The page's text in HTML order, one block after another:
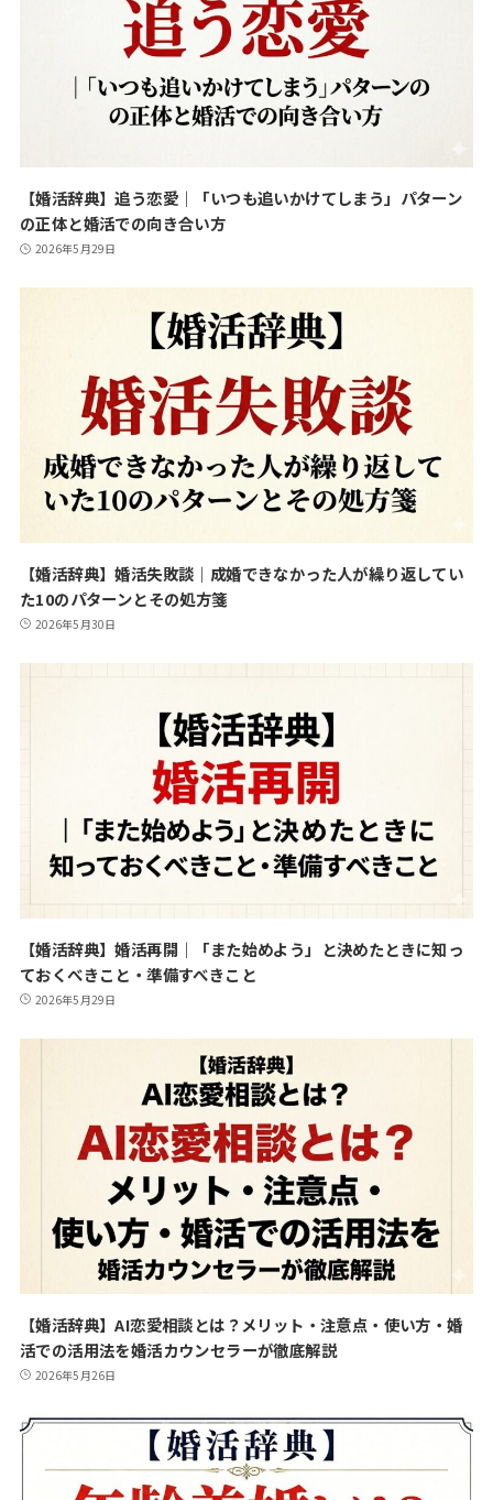
【婚活辞典】追う恋愛｜「いつも追いかけてしまう」パターン
の正体と婚活での向き合い方
2026年5月29日
【婚活辞典】婚活失敗談｜成婚できなかった人が繰り返してい
た10のパターンとその処方箋
2026年5月30日
【婚活辞典】婚活再開｜「また始めよう」と決めたときに知っ
ておくべきこと・準備すべきこと
2026年5月29日
【婚活辞典】AI恋愛相談とは？メリット・注意点・使い方・婚
活での活用法を婚活カウンセラーが徹底解説
2026年5月26日